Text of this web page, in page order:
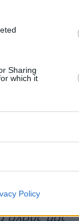
Sharing
which it
Policy
του
στα
ο
των
και η
όλους μας